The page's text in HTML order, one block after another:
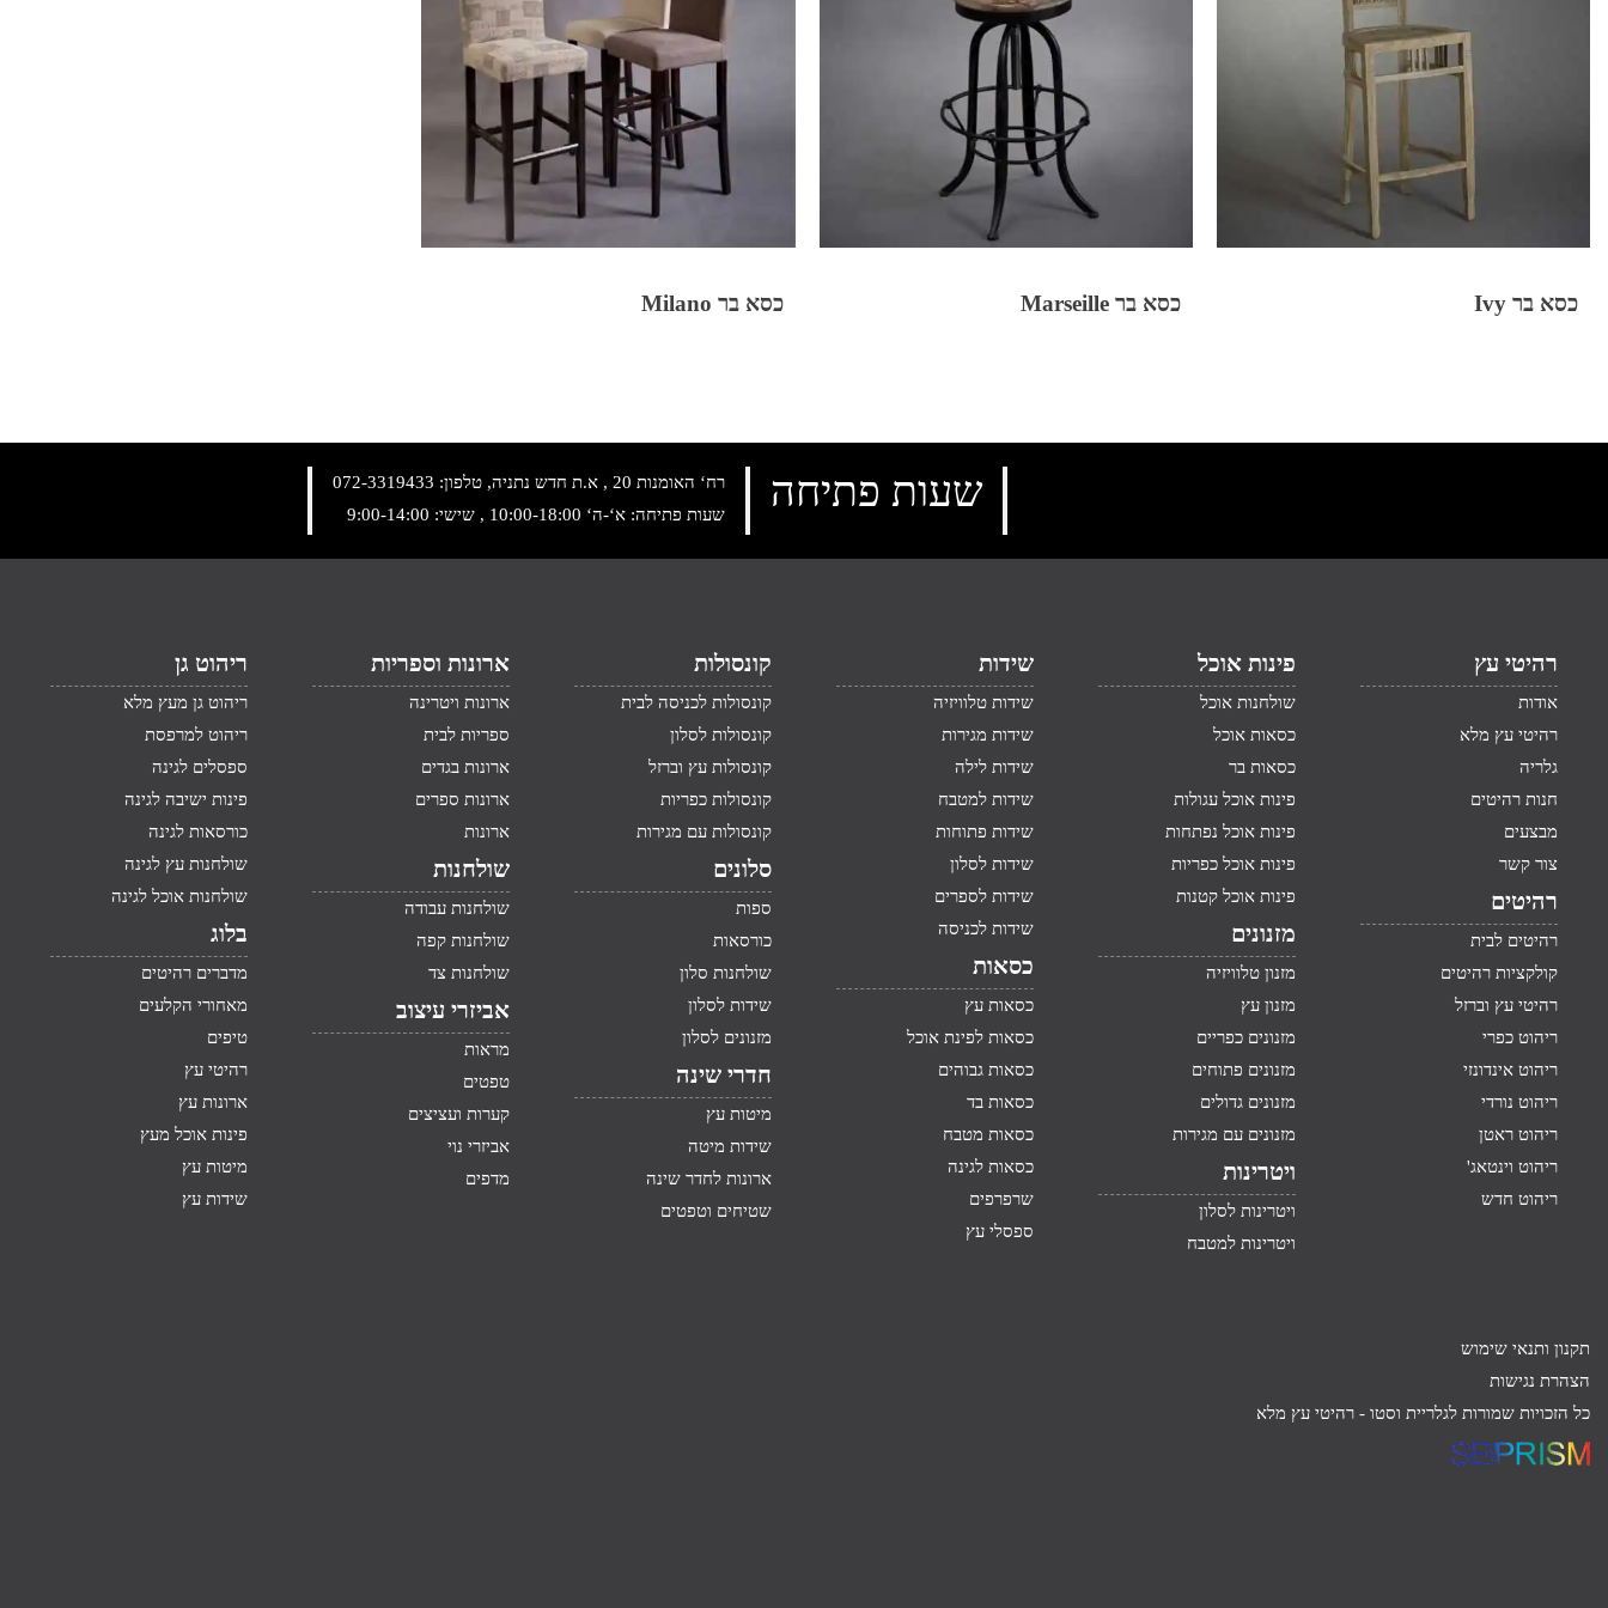
כסא בר Ivy כסא בר Marseille כסא בר Milano
רח‘ האומנות 20 , א.ת חדש נתניה, טלפון:
072-3319433
שעות פתיחה: א‘-ה‘ 10:00-18:00 , שישי: 9:00-14:00
שעות פתיחה
רהיטי עץ
אודות
רהיטי עץ מלא
גלריה
חנות רהיטים
מבצעים
צור קשר
רהיטים
רהיטים לבית
קולקציות רהיטים
רהיטי עץ וברזל
ריהוט כפרי
ריהוט אינדונזי
ריהוט נורדי
ריהוט ראטן
ריהוט וינטאג'
ריהוט חדש
פינות אוכל
שולחנות אוכל
כסאות אוכל
כסאות בר
פינות אוכל עגולות
פינות אוכל נפתחות
פינות אוכל כפריות
פינות אוכל קטנות
מזנונים
מזנון טלוויזיה
מזנון עץ
מזנונים כפריים
מזנונים פתוחים
מזנונים גדולים
מזנונים עם מגירות
ויטרינות
ויטרינות לסלון
ויטרינות למטבח
שידות
שידות טלוויזיה
שידות מגירות
שידות לילה
שידות למטבח
שידות פתוחות
שידות לסלון
שידות לספרים
שידות לכניסה
כסאות
כסאות עץ
כסאות לפינת אוכל
כסאות גבוהים
כסאות בד
כסאות מטבח
כסאות לגינה
שרפרפים
ספסלי עץ
קונסולות
קונסולות לכניסה לבית
קונסולות לסלון
קונסולות עץ וברזל
קונסולות כפריות
קונסולות עם מגירות
סלונים
ספות
כורסאות
שולחנות סלון
שידות לסלון
מזנונים לסלון
חדרי שינה
מיטות עץ
שידות מיטה
ארונות לחדר שינה
שטיחים וטפטים
ארונות וספריות
ארונות ויטרינה
ספריות לבית
ארונות בגדים
ארונות ספרים
ארונות
שולחנות
שולחנות עבודה
שולחנות קפה
שולחנות צד
אביזרי עיצוב
מראות
טפטים
קערות ועציצים
אביזרי נוי
מדפים
ריהוט גן
ריהוט גן מעץ מלא
ריהוט למרפסת
ספסלים לגינה
פינות ישיבה לגינה
כורסאות לגינה
שולחנות עץ לגינה
שולחנות אוכל לגינה
בלוג
מדברים רהיטים
מאחורי הקלעים
טיפים
רהיטי עץ
ארונות עץ
פינות אוכל מעץ
מיטות עץ
שידות עץ
תקנון ותנאי שימוש
הצהרת נגישות
כל הזכויות שמורות לגלריית וסטו - רהיטי עץ מלא